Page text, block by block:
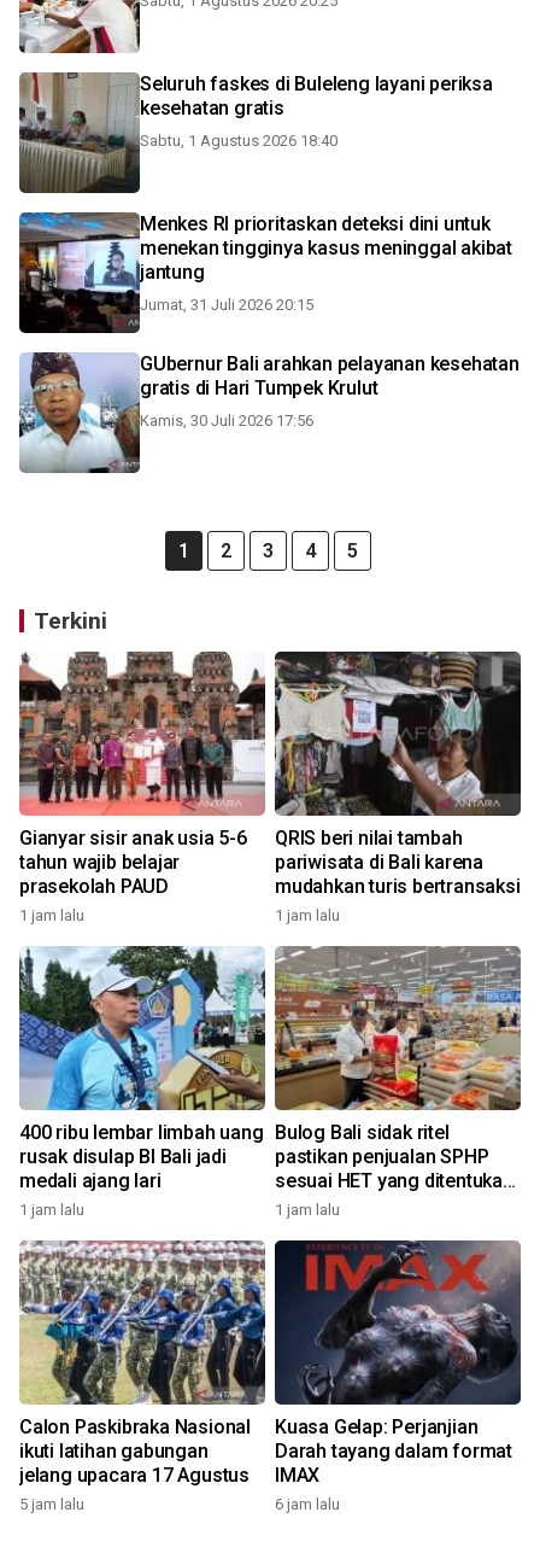
Seluruh faskes di Buleleng layani periksa
kesehatan gratis
Sabtu, 1 Agustus 2026 18:40
Menkes RI prioritaskan deteksi dini untuk
menekan tingginya kasus meninggal akibat
jantung
Jumat, 31 Juli 2026 20:15
GUbernur Bali arahkan pelayanan kesehatan
gratis di Hari Tumpek Krulut
Kamis, 30 Juli 2026 17:56
1 2 3 4 5
Terkini
Gianyar sisir anak usia 5-6
tahun wajib belajar
prasekolah PAUD
1 jam lalu
QRIS beri nilai tambah
pariwisata di Bali karena
mudahkan turis bertransaksi
1 jam lalu
400 ribu lembar limbah uang
rusak disulap BI Bali jadi
medali ajang lari
1 jam lalu
Bulog Bali sidak ritel
pastikan penjualan SPHP
sesuai HET yang ditentukan
pemerintah
1 jam lalu
Calon Paskibraka Nasional
ikuti latihan gabungan
jelang upacara 17 Agustus
5 jam lalu
Kuasa Gelap: Perjanjian
Darah tayang dalam format
IMAX
6 jam lalu